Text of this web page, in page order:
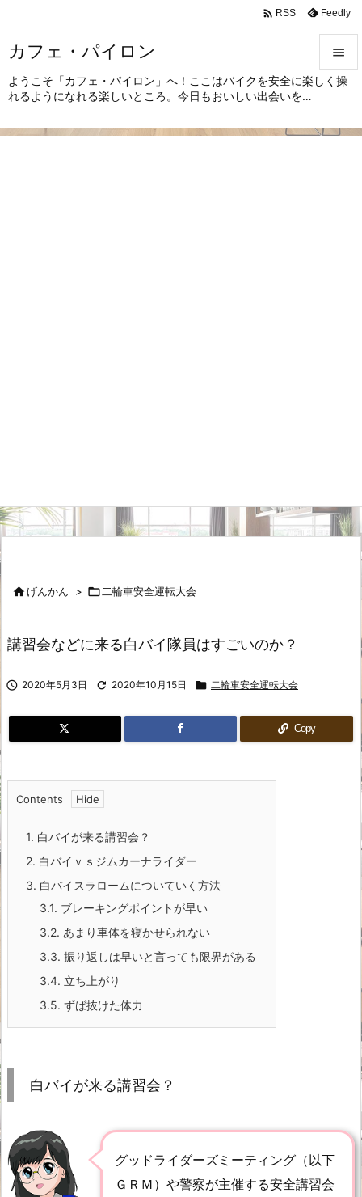
カフェ・パイロン
ようこそ「カフェ・パイロン」へ！ここはバイクを安全に楽しく操
れるようになれる楽しいところ。今日もおいしい出会いを…



 RSS Feedly
げんかん >  二輪車安全運転大会
講習会などに来る白バイ隊員はすごいのか？
 2020年5月3日  2020年10月15日  二輪車安全運転大会
Copy
Contents
1. 白バイが来る講習会？
2. 白バイｖｓジムカーナライダー
3. 白バイスラロームについていく方法
3.1. ブレーキングポイントが早い
3.2. あまり車体を寝かせられない
3.3. 振り返しは早いと言っても限界がある
3.4. 立ち上がり
3.5. ずば抜けた体力
白バイが来る講習会？
グッドライダーズミーティング（以下
ＧＲＭ）や警察が主催する安全講習会